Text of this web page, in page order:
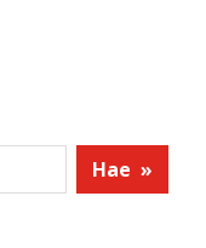
Hae »